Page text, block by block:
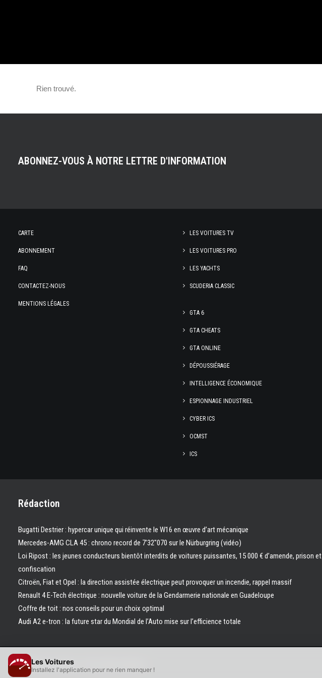
BOITES AUX LETTRES !
Rien trouvé.
ABONNEZ-VOUS À NOTRE LETTRE D'INFORMATION
CARTE
ABONNEMENT
FAQ
CONTACTEZ-NOUS
MENTIONS LÉGALES
LES VOITURES TV
LES VOITURES PRO
LES YACHTS
SCUDERIA CLASSIC
GTA 6
GTA CHEATS
GTA ONLINE
DÉPOUSSIÉRAGE
INTELLIGENCE ÉCONOMIQUE
ESPIONNAGE INDUSTRIEL
CYBER ICS
OCMST
ICS
Rédaction
Bugatti Destrier : hypercar unique qui réinvente le W16 en œuvre d’art mécanique
Mercedes-AMG CLA 45 : chrono record de 7’32″070 sur le Nürburgring (vidéo)
Loi Ripost : les jeunes conducteurs bientôt interdits de voitures puissantes, 15 000 € d’amende, prison et
confiscation
Citroën, Fiat et Opel : la direction assistée électrique peut provoquer un incendie, rappel massif
Renault 4 E-Tech électrique : nouvelle voiture de la Gendarmerie nationale en Guadeloupe
Coffre de toit : nos conseils pour un choix optimal
Audi A2 e-tron : la future star du Mondial de l’Auto mise sur l’efficience totale
© 2026 Les Voitures. | Tous droits réservés.
Les Voitures
Installez l'application pour ne rien manquer !